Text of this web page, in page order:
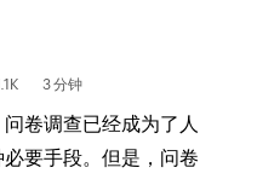
3 分钟
卷调查已经成为了人
要手段。但是，问卷